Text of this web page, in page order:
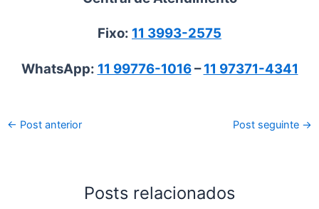
Fixo: 11 3993-2575
WhatsApp: 11 99776-1016–11 97371-4341
← Post anterior Post seguinte →
Posts relacionados